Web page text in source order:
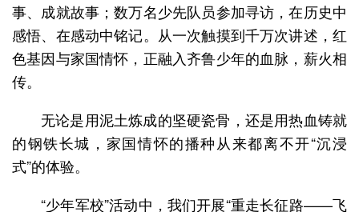
事、成就故事；数万名少先队员参加寻访，在历史中
感悟、在感动中铭记。从一次触摸到千万次讲述，红
色基因与家国情怀，正融入齐鲁少年的血脉，薪火相
传。
无论是用泥土炼成的坚硬瓷骨，还是用热血铸就
的钢铁长城，家国情怀的播种从来都离不开“沉浸
式”的体验。
“少年军校”活动中，我们开展“重走长征路——飞